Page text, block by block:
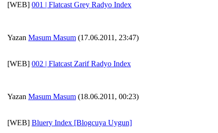
[WEB] 001 | Flatcast Grey Radyo Index
Yazan Masum Masum (17.06.2011, 23:47)
[WEB] 002 | Flatcast Zarif Radyo Index
Yazan Masum Masum (18.06.2011, 00:23)
[WEB] Bluery Index [Blogcuya Uygun]